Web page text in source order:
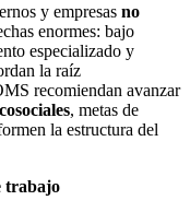
y empresas no
enormes: bajo
especializado y
la raíz
recomiendan avanzar
, metas de
la estructura del
trabajo